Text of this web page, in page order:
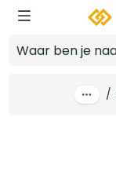
Ga naar
/
Log in